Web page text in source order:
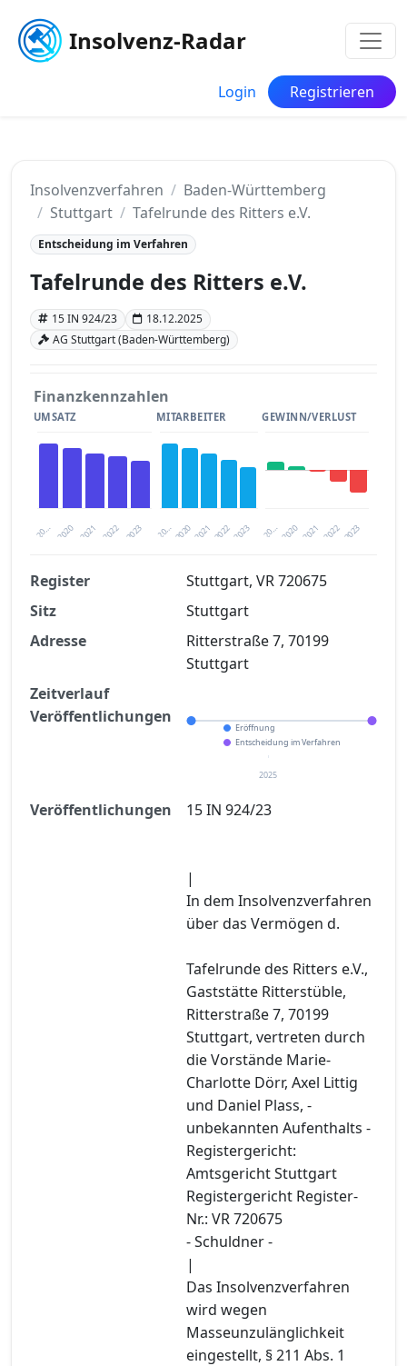
Insolvenz-Radar
Login Registrieren
Insolvenzverfahren
Baden-Württemberg
Stuttgart
Tafelrunde des Ritters e.V.
Entscheidung im Verfahren
Tafelrunde des Ritters e.V.
15 IN 924/23
18.12.2025
AG Stuttgart (Baden-Württemberg)
Finanzkennzahlen
UMSATZ
20… 2021 2023
2020 2022
MITARBEITER
20… 2021 2023
2020 2022
GEWINN/VERLUST
20… 2021 2023
2020 2022
Finanzkennzahlen nach kostenloser
Registrierung verfügbar
Jetzt kostenlos registrieren
Register
Stuttgart, VR 720675
Sitz
Stuttgart
Adresse
Ritterstraße 7, 70199
Stuttgart
Zeitverlauf
Veröffentlichungen
Eröffnung
Entscheidung im Verfahren
2025
Veröffentlichungen 15 IN 924/23
|
In dem Insolvenzverfahren
über das Vermögen d.
Tafelrunde des Ritters e.V.,
Gaststätte Ritterstüble,
Ritterstraße 7, 70199
Stuttgart, vertreten durch
die Vorstände Marie-
Charlotte Dörr, Axel Littig
und Daniel Plass, -
unbekannten Aufenthalts -
Registergericht:
Amtsgericht Stuttgart
Registergericht Register-
Nr.: VR 720675
- Schuldner -
|
Das Insolvenzverfahren
wird wegen
Masseunzulänglichkeit
eingestellt, § 211 Abs. 1